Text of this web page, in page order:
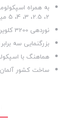
به همراه
2، 2.5، 3، 4، 5 میلی‌متر
نوردهی 3200 کلوین با لامپ زنون
بزرگنمایی سه برابر
هماهنگ با
ساخت کشور آلمان